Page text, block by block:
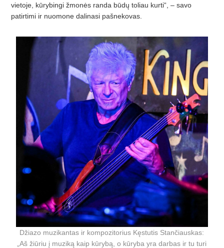
vietoje, kūrybingi žmonės randa būdų toliau kurti“, – savo
patirtimi ir nuomone dalinasi pašnekovas.
Džiazo muzikantas ir kompozitorius Kęstutis Stančiauskas:
„Aš žiūriu į muziką kaip kūrybą, o kūryba yra darbas ir tu turi